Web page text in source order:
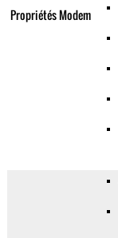
Propriétés Modem